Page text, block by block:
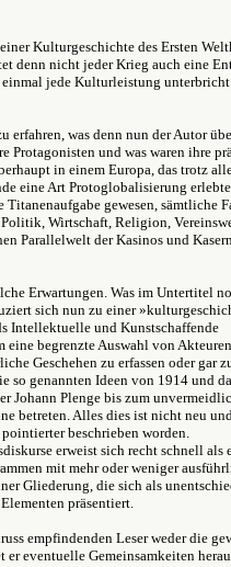
Kulturgeschichte des Ersten
denn nicht jeder Krieg auch eine
jede Kulturleistung
erfahren, was denn nun der Autor
Protagonisten und was waren ihre
in einem Europa, das trotz
eine Art Protoglobalisierung
gewesen, sämtliche
Wirtschaft, Religion,
Parallelwelt der Kasinos und
Erwartungen. Was im Untertitel
sich nun zu einer
Intellektuelle und Kunstschaffende
eine begrenzte Auswahl von
Geschehen zu erfassen oder gar
so genannten Ideen von 1914 und
Johann Plenge bis zum
betreten. Alles dies ist nicht neu
beschrieben worden.
erweist sich recht schnell als
mit mehr oder weniger
Gliederung, die sich als
präsentiert.
empfindenden Leser weder die
eventuelle Gemeinsamkeiten